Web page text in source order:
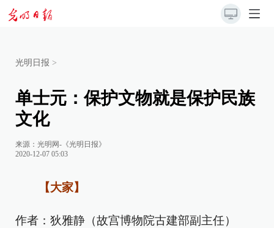
光明日报 >
单士元：保护文物就是保护民族
文化
来源： 光明网-《光明日报》
2020-12-07 05:03
【大家】
作者：狄雅静（故宫博物院古建部副主任）